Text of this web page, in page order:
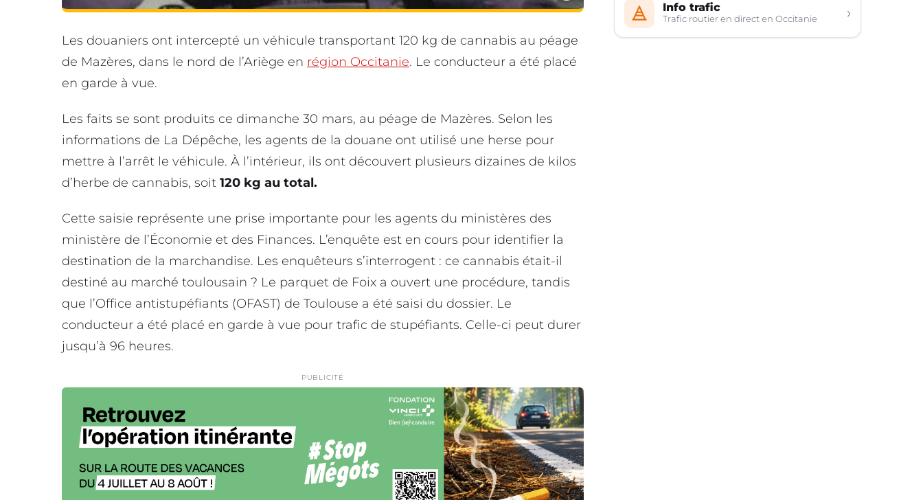
Les douaniers ont intercepté un véhicule transportant 120 kg de cannabis au péage
de Mazères, dans le nord de l’Ariège en région Occitanie. Le conducteur a été placé
en garde à vue.
Les faits se sont produits ce dimanche 30 mars, au péage de Mazères. Selon les
informations de La Dépêche, les agents de la douane ont utilisé une herse pour
mettre à l’arrêt le véhicule. À l’intérieur, ils ont découvert plusieurs dizaines de kilos
d’herbe de cannabis, soit 120 kg au total.
Cette saisie représente une prise importante pour les agents du ministères des
ministère de l’Économie et des Finances. L’enquête est en cours pour identifier la
destination de la marchandise. Les enquêteurs s’interrogent : ce cannabis était-il
destiné au marché toulousain ? Le parquet de Foix a ouvert une procédure, tandis
que l’Office antistupéfiants (OFAST) de Toulouse a été saisi du dossier. Le
conducteur a été placé en garde à vue pour trafic de stupéfiants. Celle-ci peut durer
jusqu’à 96 heures.
PUBLICITÉ
Info trafic
Trafic routier en direct en Occitanie ›